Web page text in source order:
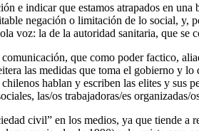
e indicar que estamos atrapados en
negación o limitación de lo social, y,
voz: la de la autoridad sanitaria, que se
que como poder factico,
las medidas que toma el gobierno y
hablan y escriben las elites y sus
las/os trabajadoras/es organizadas/
civil” en los medios, ya que tiende